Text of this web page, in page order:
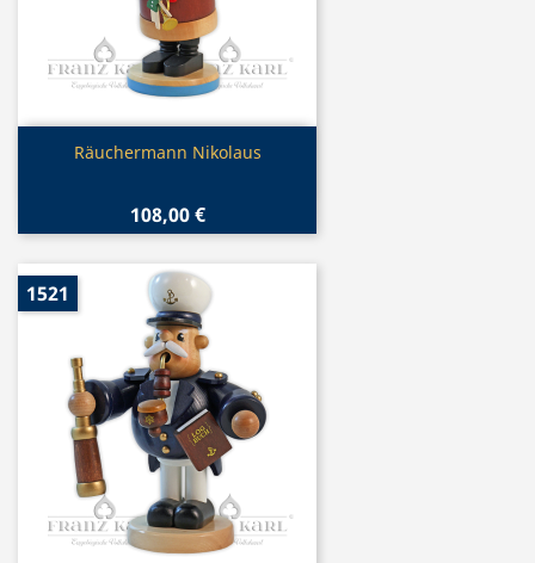
Vorschau
Räuchermann Nikolaus
108,00 €
1521